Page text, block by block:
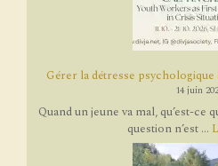
Gérer la détresse
14 juin
Quand un jeune va mal, qu’est-ce
question n’est ...